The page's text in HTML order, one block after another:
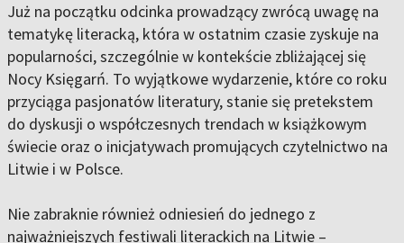
Już na początku odcinka prowadzący zwrócą uwagę na
tematykę literacką, która w ostatnim czasie zyskuje na
popularności, szczególnie w kontekście zbliżającej się
Nocy Księgarń. To wyjątkowe wydarzenie, które co roku
przyciąga pasjonatów literatury, stanie się pretekstem
do dyskusji o współczesnych trendach w książkowym
świecie oraz o inicjatywach promujących czytelnictwo na
Litwie i w Polsce.
Nie zabraknie również odniesień do jednego z
najważniejszych festiwali literackich na Litwie –